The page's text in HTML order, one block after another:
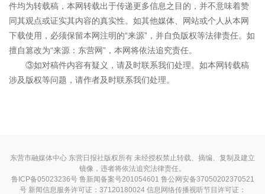
件均为转载稿，本网转载出于传递更多信息之目的，并不意味着赞
同其观点或证实其内容的真实性。如其他媒体、网站或个人从本网
下载使用，必须保留本网注明的“来源”，并自负版权等法律责任。如
擅自篡改为“来源：东营网”，本网将依法追究责任。
③如对稿件内容有疑义，请及时联系我们处理。如本网转载稿
涉及版权等问题，请作者及时联系我们处理。
东营市融媒体中心 东营日报社版权所有 未经授权禁止转载、摘编、复制及建立
镜像，违者将依法追究法律责任。
鲁ICP备05023236号鲁新闻备案号201054601 鲁公网安备37050202370521
号 新闻信息服务许可证：37120180024信息网络传播视听节目许可证：